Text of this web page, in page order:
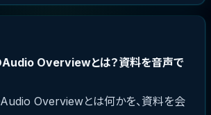
Overviewとは？資料を音声で
Overviewとは何かを、資料を会